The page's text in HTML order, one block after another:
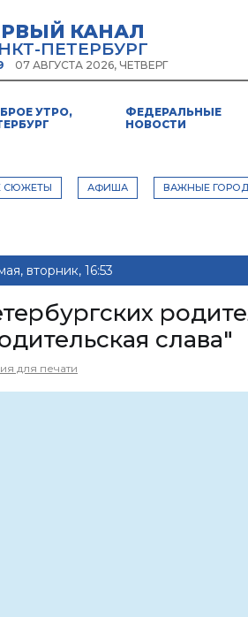
КАНАЛ
ПЕТЕРБУРГ
07 АВГУСТА 2026, ЧЕТВЕРГ
УТРО,
ФЕДЕРАЛЬНЫЕ
НОВОСТИ
СЮЖЕТЫ АФИША ВАЖНЫЕ
вторник, 16:53
слава"
для печати